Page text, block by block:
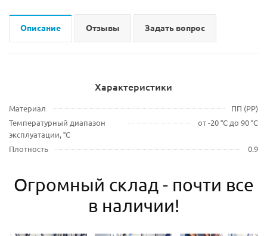
Описание Отзывы Задать вопрос
Характеристики
Материал
ПП (PP)
Температурный диапазон
эксплуатации, °С
от -20 °C до 90 °C
Плотность 0.9
Огромный склад - почти все
в наличии!